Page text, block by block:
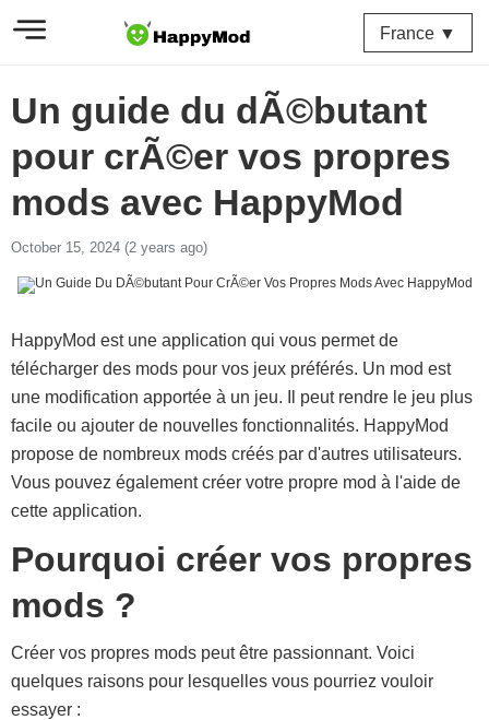
France ▼
Un guide du dÃ©butant
pour crÃ©er vos propres
mods avec HappyMod
October 15, 2024 (2 years ago)
HappyMod est une application qui vous permet de
télécharger des mods pour vos jeux préférés. Un mod est
une modification apportée à un jeu. Il peut rendre le jeu plus
facile ou ajouter de nouvelles fonctionnalités. HappyMod
propose de nombreux mods créés par d'autres utilisateurs.
Vous pouvez également créer votre propre mod à l'aide de
cette application.
Pourquoi créer vos propres
mods ?
Créer vos propres mods peut être passionnant. Voici
quelques raisons pour lesquelles vous pourriez vouloir
essayer :